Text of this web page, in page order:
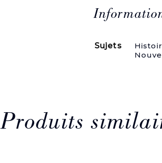
à
la
Discours
Temple
de
Sujets
Produits